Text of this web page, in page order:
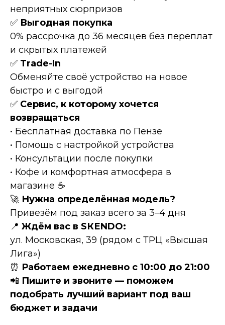
неприятных сюрпризов
✅ Выгодная покупка
0% рассрочка до 36 месяцев без переплат
и скрытых платежей
✅ Тrаdе-In
Обменяйте своё устройство на новое
быстро и с выгодой
✅ Сервис, к которому хочется
возвращаться
• Бесплатная доставка по Пензе
• Помощь с настройкой устройства
• Консультации после покупки
• Кофе и комфортная атмосфера в
магазине ☕
🚀 Нужна определённая модель?
Привезём под заказ всего за 3–4 дня
📍 Ждём вас в SКЕNDО:
ул. Московская, 39 (рядом с ТРЦ «Высшая
Лига»)
⏰ Работаем ежедневно с 10:00 до 21:00
📲 Пишите и звоните — поможем
подобрать лучший вариант под ваш
бюджет и задачи